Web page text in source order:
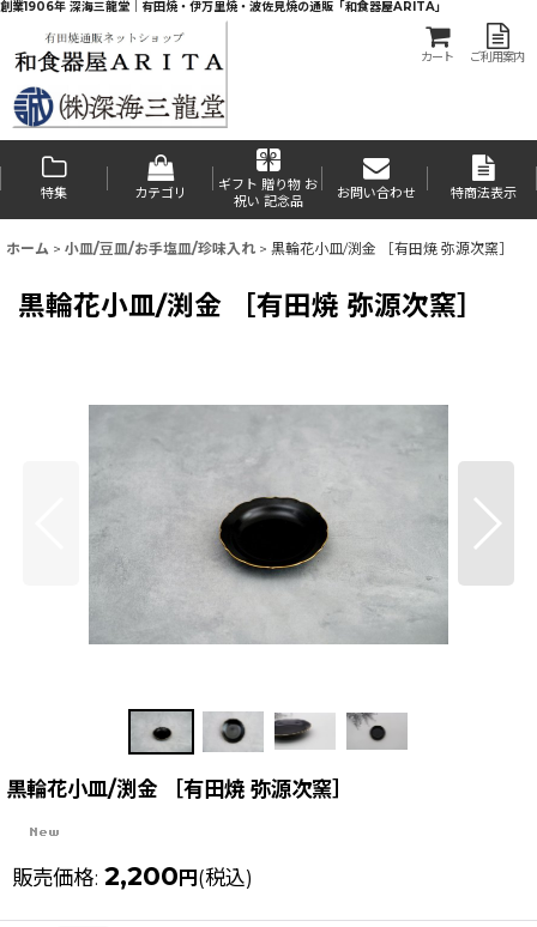
創業1906年 深海三龍堂｜有田焼・伊万里焼・波佐見焼の通販「和食器屋ARITA」
カート ご利用案内
特集 カテゴリ
ギフト 贈り物 お
祝い 記念品
お問い合わせ 特商法表示
ホーム > 小皿/豆皿/お手塩皿/珍味入れ > 黒輪花小皿/渕金 ［有田焼 弥源次窯］
黒輪花小皿/渕金 ［有田焼 弥源次窯］
黒輪花小皿/渕金 ［有田焼 弥源次窯］
販売価格: 2,200円(税込)